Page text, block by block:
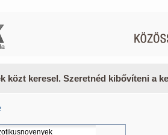
közt keresel. Szeretnéd kibővíteni a